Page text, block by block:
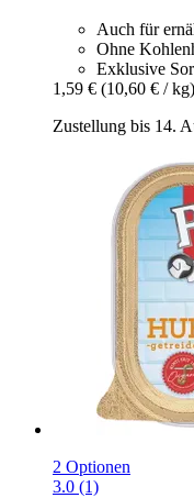
Auch für
Ohne
Exklusive
1,59 € (10,60 € / kg)
Zustellung bis 14.
2 Optionen
3.0 (1)